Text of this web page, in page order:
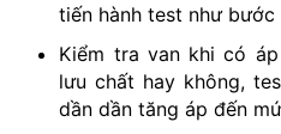
tiến hành test như bước
Kiểm tra van khi có
lưu chất hay không,
dần dần tăng áp đến